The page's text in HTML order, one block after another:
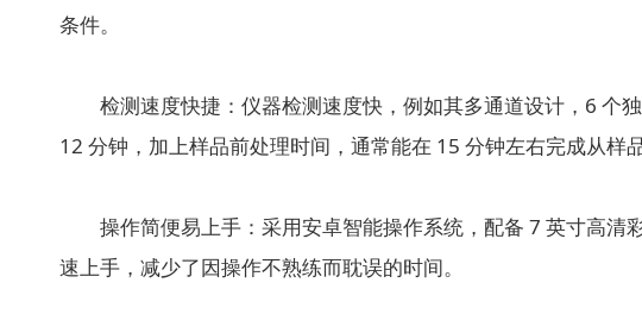
条件。
检测速度快捷：仪器检测速度快，例如其多通道设计，6 个
12 分钟，加上样品前处理时间，通常能在 15 分钟左右完成从样
操作简便易上手：采用安卓智能操作系统，配备 7 英寸高清
速上手，减少了因操作不熟练而耽误的时间。